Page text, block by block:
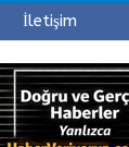
İletişim